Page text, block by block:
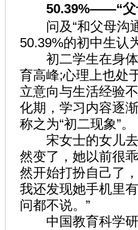
50.39%——“父
问及“和父母沟通
50.39%的初中生认
初二学生在身体
育高峰;心理上也处
立意向与生活经验
化期，学习内容逐
称之为“初二现象”。
宋女士的女儿去
然变了，她以前很
然开始打扮自己了
我还发现她手机里
问都不说。”
中国教育科学研